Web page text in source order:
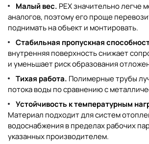
Малый вес. PEX значительно легче
аналогов, поэтому его проще
поднимать на объект и монтировать.
Стабильная пропускная
внутренняя поверхность снижает
и уменьшает риск образования
Тихая работа. Полимерные трубы
потока воды по сравнению с
Устойчивость к температурным
Материал подходит для систем
водоснабжения в пределах рабочих
указанных производителем.